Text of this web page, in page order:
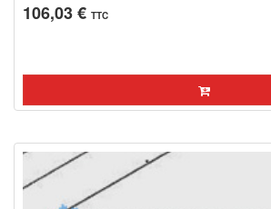
106,03 € TTC